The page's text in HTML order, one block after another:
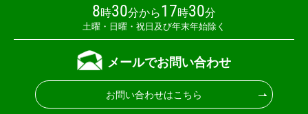
8時30分から17時30分
土曜・日曜・祝日及び年末年始除く
メールでお問い合わせ
お問い合わせはこちら